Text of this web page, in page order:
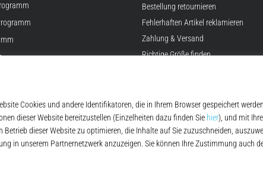
Bestellung retournieren
Fehlerhaften Artikel reklamieren
Zahlung & Versand
Richtige Größe finden
Widerrufsrecht
Datenschutzerklärung